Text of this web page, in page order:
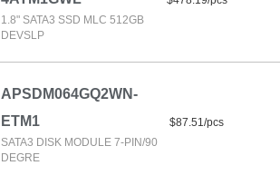
1.8" SATA3 SSD MLC 512GB
DEVSLP
APSDM064GQ2WN-
ETM1
SATA3 DISK MODULE 7-PIN/90
DEGRE
$87.51/pcs